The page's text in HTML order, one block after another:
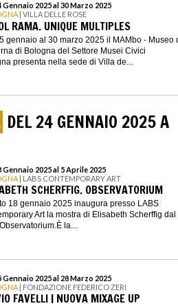
Gennaio 2025 al 30 Marzo 2025
| VILLA DELLE ROSE
RAMA. UNIQUE MULTIPLES
gennaio al 30 marzo 2025 il MAMbo - Museo
di Bologna del Settore Musei Civici
presenta nella sede di Villa de...
DEL 24 GENNAIO 2025 A
Gennaio 2025 al 5 Aprile 2025
| LABS CONTEMPORARY ART
SCHERFFIG. OBSERVATORIUM
18 gennaio 2025 inaugura presso LABS
Art la mostra di Elisabeth Scherffig dal
la...
Gennaio 2025 al 28 Marzo 2025
| FONDAZIONE FEDERICO ZERI
FAVELLI | NUOVA MIXAGE UP